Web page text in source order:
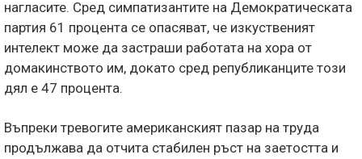
нагласите. Сред симпатизантите на Демократическата
партия 61 процента се опасяват, че изкуственият
интелект може да застраши работата на хора от
домакинството им, докато сред републиканците този
дял е 47 процента.
Въпреки тревогите американският пазар на труда
продължава да отчита стабилен ръст на заетостта и